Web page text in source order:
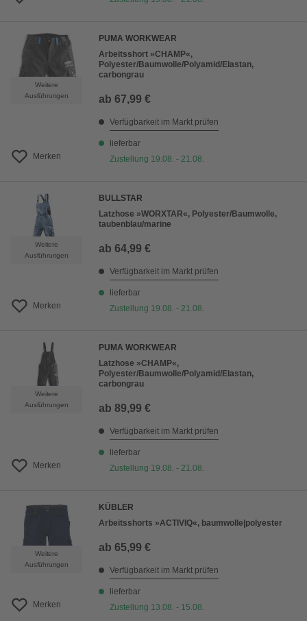
Weitere
Ausführungen
Merken
PUMA WORKWEAR
Arbeitsshort »CHAMP«,
Polyester/Baumwolle/Polyamid/Elastan,
carbongrau
ab 67,99 €
Verfügbarkeit im Markt prüfen
lieferbar
Zustellung 19.08. - 21.08.
Weitere
Ausführungen
Merken
BULLSTAR
Latzhose »WORXTAR«, Polyester/Baumwolle,
taubenblau/marine
ab 64,99 €
Verfügbarkeit im Markt prüfen
lieferbar
Zustellung 19.08. - 21.08.
Weitere
Ausführungen
Merken
PUMA WORKWEAR
Latzhose »CHAMP«,
Polyester/Baumwolle/Polyamid/Elastan,
carbongrau
ab 89,99 €
Verfügbarkeit im Markt prüfen
lieferbar
Zustellung 19.08. - 21.08.
Weitere
Ausführungen
Merken
KÜBLER
Arbeitsshorts »ACTIVIQ«, baumwolle|polyester
ab 65,99 €
Verfügbarkeit im Markt prüfen
lieferbar
Zustellung 13.08. - 15.08.